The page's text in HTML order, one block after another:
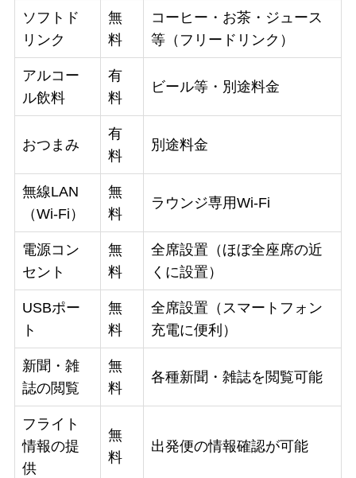
ソフトド
リンク
無
料
コーヒー・お茶・ジュース
等（フリードリンク）
アルコー
ル飲料
有
料
ビール等・別途料金
おつまみ
有
料
別途料金
無線LAN
（Wi-Fi）
無
料
ラウンジ専用Wi-Fi
電源コン
セント
無
料
全席設置（ほぼ全座席の近
くに設置）
USBポー
ト
無
料
全席設置（スマートフォン
充電に便利）
新聞・雑
誌の閲覧
無
料
各種新聞・雑誌を閲覧可能
フライト
情報の提
供
無
料
出発便の情報確認が可能